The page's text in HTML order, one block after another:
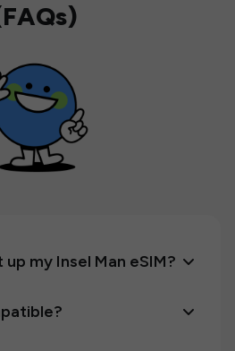
my Insel Man eSIM?